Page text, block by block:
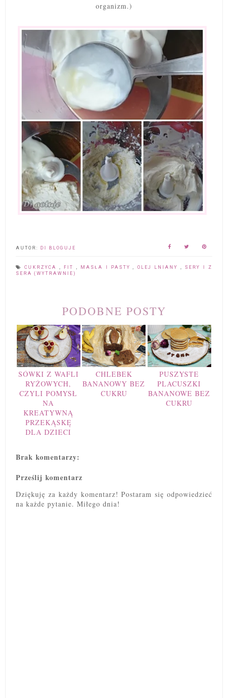
organizm.)
AUTOR: DI BLOGUJE
CUKRZYCA FIT MASŁA I PASTY OLEJ LNIANY
SERY I Z
SERA (WYTRAWNIE)
PODOBNE POSTY
SÓWKI Z WAFLI
RYŻOWYCH,
CZYLI POMYSŁ
NA
KREATYWNĄ
PRZEKĄSKĘ
DLA DZIECI
CHLEBEK
BANANOWY BEZ
CUKRU
PUSZYSTE
PLACUSZKI
BANANOWE BEZ
CUKRU
Brak komentarzy:
Prześlij komentarz
Dziękuję za każdy komentarz! Postaram się odpowiedzieć
na każde pytanie. Miłego dnia!